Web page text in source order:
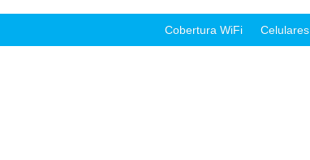
Cobertura WiFi Celulares